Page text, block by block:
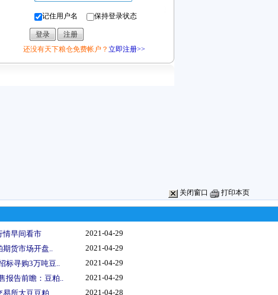
记住用户名 保持登录状态
还没有天下粮仓免费帐户？ 立即注册>>
关闭窗口 打印本页
情早间看市
2021-04-29
期货市场开盘..
2021-04-29
标寻购3万吨豆..
2021-04-29
报告前瞻：豆粕..
2021-04-29
所大豆豆粕..
2021-04-28